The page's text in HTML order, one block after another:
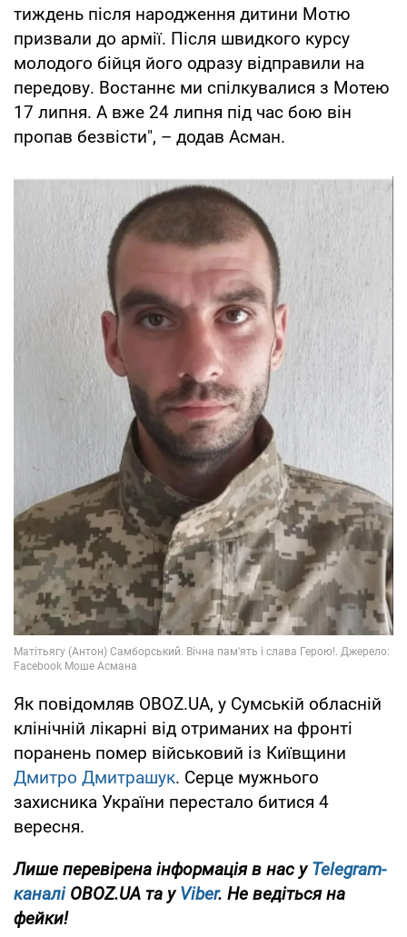
тиждень після народження дитини Мотю
призвали до армії. Після швидкого курсу
молодого бійця його одразу відправили на
передову. Востаннє ми спілкувалися з Мотею
17 липня. А вже 24 липня під час бою він
пропав безвісти", – додав Асман.
Як повідомляв OBOZ.UA, у Сумській обласній
клінічній лікарні від отриманих на фронті
поранень помер військовий із Київщини
Дмитро Дмитрашук. Серце мужнього
захисника України перестало битися 4
вересня.
Лише перевірена інформація в нас уTelegram-
каналіOBOZ.UA та уViber. Не ведіться на
фейки!